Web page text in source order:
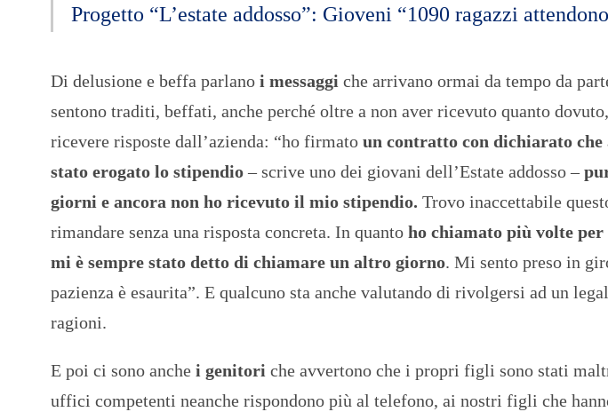
Progetto “L’estate addosso”: Gioveni “1090 ragazzi
Di delusione e beffa parlano i messaggi che arrivano ormai da tempo da
sentono traditi, beffati, anche perché oltre a non aver ricevuto quanto
ricevere risposte dall’azienda: “ho firmato un contratto con dichiarato
stato erogato lo stipendio– scrive uno dei giovani dell’Estate addosso –
giorni e ancora non ho ricevuto il mio stipendio. Trovo inaccettabile
rimandare senza una risposta concreta. In quanto ho chiamato più volte per
mi è sempre stato detto di chiamare un altro giorno. Mi sento preso in
pazienza è esaurita”. E qualcuno sta anche valutando di rivolgersi ad un
ragioni.
E poi ci sono anche i genitori che avvertono che i propri figli sono stati
uffici competenti neanche rispondono più al telefono, ai nostri figli che